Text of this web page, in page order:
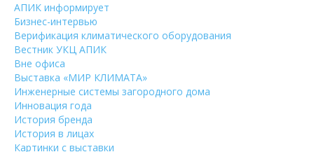
АПИК информирует
Бизнес-интервью
Верификация климатического оборудования
Вестник УКЦ АПИК
Вне офиса
Выставка «МИР КЛИМАТА»
Инженерные системы загородного дома
Инновация года
История бренда
История в лицах
Картинки с выставки